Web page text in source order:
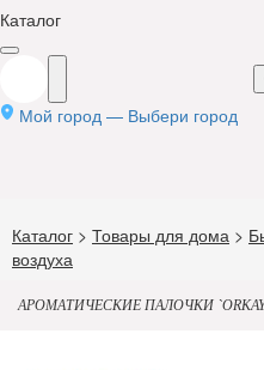
Каталог
Мой город — Выбери город
Каталог > Товары для дома >
воздуха
АРОМАТИЧЕСКИЕ ПАЛОЧКИ